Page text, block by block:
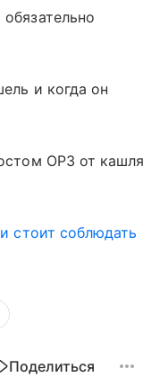
и когда он
ОРЗ от кашля
стоит соблюдать
Поделиться